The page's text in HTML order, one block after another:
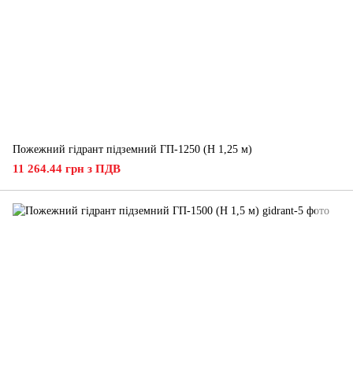
Пожежний гідрант підземний ГП-1250 (H 1,25 м)
11 264.44 грн з ПДВ